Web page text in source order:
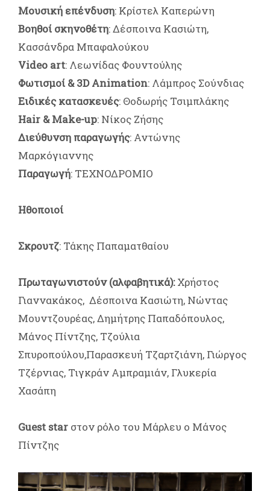
Μουσική επένδυση: Κρίστελ Καπερώνη
Βοηθοί σκηνοθέτη: Δέσποινα Κασιώτη,
Κασσάνδρα Μπαφαλούκου
Video art: Λεωνίδας Φουντούλης
Φωτισμοί & 3D Animation: Λάμπρος Σούνδιας
Ειδικές κατασκευές: Θοδωρής Τσιμπλάκης
Hair & Make-up: Νίκος Ζήσης
Διεύθυνση παραγωγής: Αντώνης
Μαρκόγιαννης
Παραγωγή: ΤΕΧΝΟΔΡΟΜΙΟ
Ηθοποιοί
Σκρουτζ: Τάκης Παπαματθαίου
Πρωταγωνιστούν (αλφαβητικά):Χρήστος
Γιαννακάκος, Δέσποινα Κασιώτη, Νώντας
Μουντζουρέας, Δημήτρης Παπαδόπουλος,
Μάνος Πίντζης, Τζούλια
Σπυροπούλου,Παρασκευή Τζαρτζιάνη, Γιώργος
Τζέρνιας, Τιγκράν Αμπραμιάν, Γλυκερία
Χασάπη
Guest star στον ρόλο του Μάρλευ ο Μάνος
Πίντζης